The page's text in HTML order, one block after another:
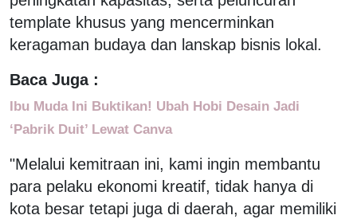
template khusus yang mencerminkan
keragaman budaya dan lanskap bisnis lokal.
Baca Juga :
Ibu Muda Ini Buktikan! Ubah Hobi Desain Jadi
‘Pabrik Duit’ Lewat Canva
"Melalui kemitraan ini, kami ingin membantu
para pelaku ekonomi kreatif, tidak hanya di
kota besar tetapi juga di daerah, agar memiliki